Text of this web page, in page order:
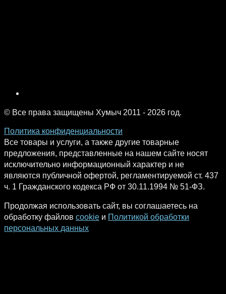
© Все права защищены Хумыч 2011 - 2026 год.
Политика конфиденциальности
Все товары и услуги, а также другие товарные
предложения, представленные на нашем сайте носят
исключительно информационный характер и не
являются публичной офертой, регламентируемой ст. 437
ч. 1 Гражданского кодекса РФ от 30.11.1994 № 51-ФЗ.
Продолжая использовать сайт, вы соглашаетесь на
обработку файлов cookie и Политикой обработки
персональных данных